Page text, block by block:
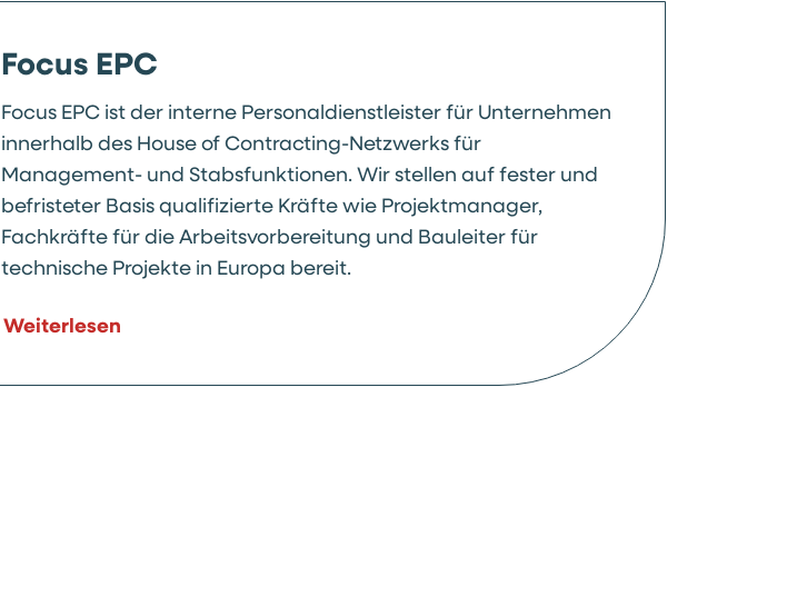
Focus EPC
Focus EPC ist der interne Personaldienstleister für Unternehmen
innerhalb des House of Contracting-Netzwerks für
Management- und Stabsfunktionen. Wir stellen auf fester und
befristeter Basis qualifizierte Kräfte wie Projektmanager,
Fachkräfte für die Arbeitsvorbereitung und Bauleiter für
technische Projekte in Europa bereit.
Weiterlesen